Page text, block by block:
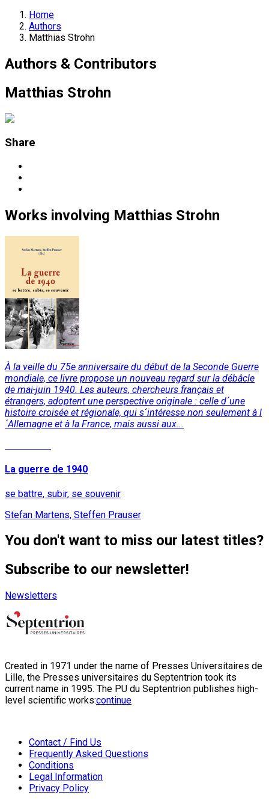
Home
Authors
Matthias Strohn
Authors & Contributors
Matthias Strohn
Share
Works involving Matthias Strohn
À la veille du 75e anniversaire du début de la Seconde Guerre
mondiale, ce livre propose un nouveau regard sur la débâcle
de mai-juin 1940. Les auteurs, chercheurs français et
étrangers, adoptent une perspective originale : celle d´une
histoire croisée et régionale, qui s´intéresse non seulement à l
´Allemagne et à la France, mais aussi aux...
La guerre de 1940
se battre, subir, se souvenir
Stefan Martens, Steffen Prauser
You don't want to miss our latest titles?
Subscribe to our newsletter!
Newsletters
Created in 1971 under the name of Presses Universitaires de
Lille, the Presses universitaires du Septentrion took its
current name in 1995. The PU du Septentrion publishes high-
level scientific works:continue
Contact / Find Us
Frequently Asked Questions
Conditions
Legal Information
Privacy Policy